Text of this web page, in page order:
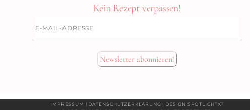
Kein Rezept verpassen!
Mail-
Adresse
Newsletter abonnieren!
IMPRESSUM | DATENSCHUTZERKLÄRUNG | DESIGN SPOTLIGHTX²